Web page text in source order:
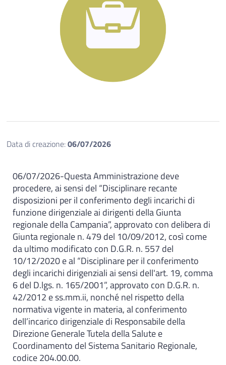
Data di creazione:06/07/2026
06/07/2026-Questa Amministrazione deve
procedere, ai sensi del “Disciplinare recante
disposizioni per il conferimento degli incarichi di
funzione dirigenziale ai dirigenti della Giunta
regionale della Campania”, approvato con delibera di
Giunta regionale n. 479 del 10/09/2012, così come
da ultimo modificato con D.G.R. n. 557 del
10/12/2020 e al “Disciplinare per il conferimento
degli incarichi dirigenziali ai sensi dell'art. 19, comma
6 del D.lgs. n. 165/2001”, approvato con D.G.R. n.
42/2012 e ss.mm.ii, nonché nel rispetto della
normativa vigente in materia, al conferimento
dell’incarico dirigenziale di Responsabile della
Direzione Generale Tutela della Salute e
Coordinamento del Sistema Sanitario Regionale,
codice 204.00.00.